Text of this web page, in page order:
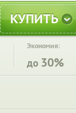
Экономия:
до 30%